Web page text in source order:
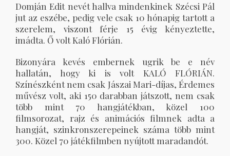
Domján Edit nevét hallva mindenkinek Szécsi Pál
jut az eszébe, pedig vele csak 10 hónapig tartott a
szerelem, viszont férje 15 évig kényeztette,
imádta. Ő volt Kaló Flórián.
Bizonyára kevés embernek ugrik be e név
hallatán, hogy ki is volt KALÓ FLÓRIÁN.
Színészként nem csak Jászai Mari-díjas, Érdemes
művész volt, aki 150 darabban játszott, nem csak
több mint 70 hangjátékban, közel 100
filmsorozat, rajz és animációs filmnek adta a
hangját, szinkronszerepeinek száma több mint
300. Közel 70 játékfilmben nyújtott maradandót.